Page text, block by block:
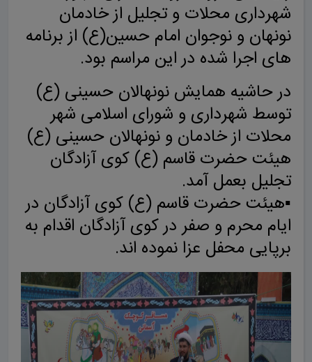
شهرداری محلات و تجلیل از خادمان
نونهان و نوجوان امام حسین(ع) از برنامه
های اجرا شده در این مراسم بود.
در حاشیه همایش نونهالان حسینی (ع)
توسط شهرداری و شورای اسلامی شهر
محلات از خادمان و نونهالان حسینی (ع)
هیئت حضرت قاسم (ع) کوی آزادگان
تجلیل بعمل آمد.
▪️هیئت حضرت قاسم (ع) کوی آزادگان در
ایام محرم و صفر در کوی آزادگان اقدام به
برپایی محفل عزا نموده اند.